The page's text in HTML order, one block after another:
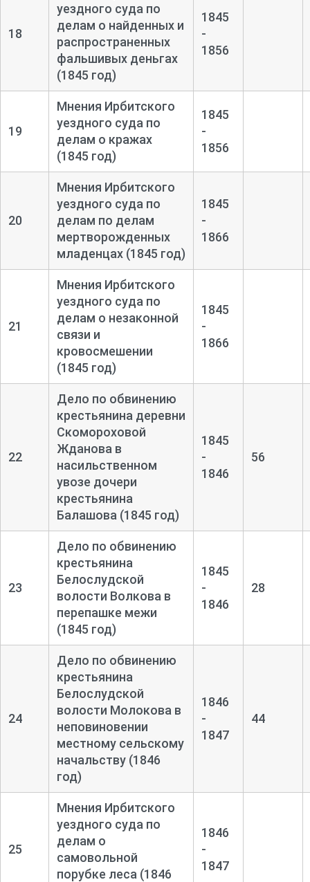
18
уездного суда по
делам о найденных и
распространенных
фальшивых деньгах
(1845 год)
1845
-
1856
19
Мнения Ирбитского
уездного суда по
делам о кражах
(1845 год)
1845
-
1856
20
Мнения Ирбитского
уездного суда по
делам по делам
мертворожденных
младенцах (1845 год)
1845
-
1866
21
Мнения Ирбитского
уездного суда по
делам о незаконной
связи и
кровосмешении
(1845 год)
1845
-
1866
22
Дело по обвинению
крестьянина деревни
Скомороховой
Жданова в
насильственном
увозе дочери
крестьянина
Балашова (1845 год)
1845
-
1846
56
23
Дело по обвинению
крестьянина
Белослудской
волости Волкова в
перепашке межи
(1845 год)
1845
-
1846
28
24
Дело по обвинению
крестьянина
Белослудской
волости Молокова в
неповиновении
местному сельскому
начальству (1846
год)
1846
-
1847
44
25
Мнения Ирбитского
уездного суда по
делам о
самовольной
порубке леса (1846
1846
-
1847